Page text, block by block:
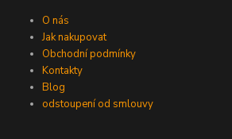
O nás
Jak nakupovat
Obchodní podmínky
Kontakty
Blog
odstoupení od smlouvy